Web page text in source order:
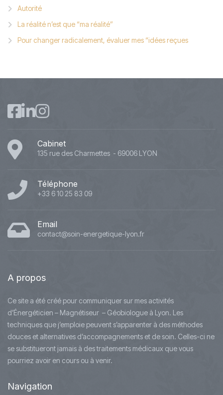
Autorité
La réalité n’est que “ma réalité”
Pour changer radicalement, évaluer mes “idées reçues
Cabinet
135 rue des Charmettes - 69006 LYON
Téléphone
+33 6 10 25 83 09
Email
contact@soin-energetique-lyon.fr
A propos
Ce site a été créé pour communiquer sur mes activités
d’Énergéticien – Magnétiseur – Géobiologue à Lyon. Les
techniques que j’emploie peuvent s’apparenter à des méthodes
douces et alternatives d’accompagnements et de soin. Celles-ci ne
se substitueront jamais à des traitements médicaux que vous
pourriez avoir en cours ou à venir.
Navigation